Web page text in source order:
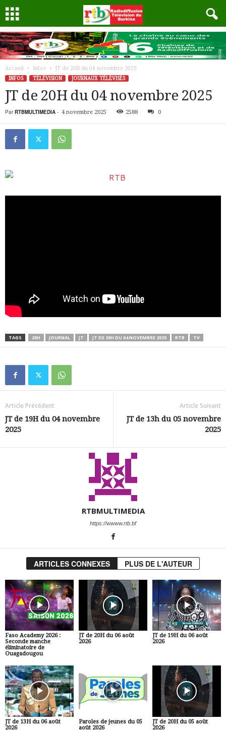
Accueil Infos
JT de 20H du 04 novembre 2025
INFOS
TÉLÉVISION JOURNAUX TÉLÉVISÉS
JT de 20H du 04 novembre 2025
Par RTBMULTIMEDIA - 4 novembre 2025 2588 0
TAGS 20H JOURNAL JT JT DE 20H DU 04 NOVEMBRE 2025 RTB TV
Article Précédent
JT de 19H du 04 novembre
2025
Article Suivant
JT de 13h du 05 novembre
2025
RTBMULTIMEDIA
https://wwww.rtb.bf
ARTICLES CONNEXES PLUS DE L'AUTEUR
Faso Academy 2026 :
Seconde manche
éliminatoire de
Ouagadougou
JT de 20H du 06 août
2026
JT de 19H du 06 août
2026
JT de 13H du 06 août
2026
Paroles de jeunes du 05
août 2026
JT de 20H du 05 août
2026